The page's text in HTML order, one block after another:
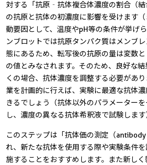
対する「抗原‐抗体複合体濃度の割合（
の抗原と抗体の初濃度に影響を受けます
動要因として、温度やpH等の条件が挙げ
ンブロットでは抗原タンパク質はメンブ
態にあるため、転写後の抗原の量は変数
の値とみなされます。そのため、良好な
くの場合、抗体濃度を調整する必要があ
業を計画的に行えば、実験に最適な抗体
きるでしょう（抗体以外のパラメーター
し、濃度の異なる抗体希釈液で試験します
このステップは「抗体価の測定（
れ、新たな抗体を使用する際や実験条件
施することをおすすめします。また新し